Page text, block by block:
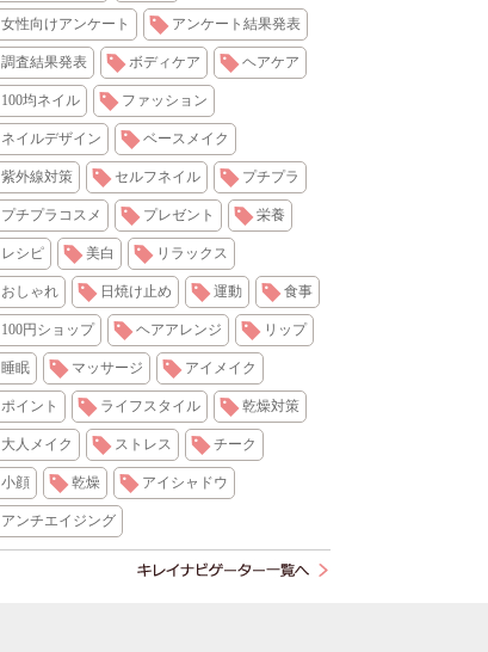
女性向けアンケート アンケート結果発表
調査結果発表 ボディケア ヘアケア
100均ネイル ファッション
ネイルデザイン ベースメイク
紫外線対策 セルフネイル プチプラ
プチプラコスメ プレゼント 栄養
レシピ 美白 リラックス
おしゃれ 日焼け止め 運動 食事
100円ショップ ヘアアレンジ リップ
睡眠 マッサージ アイメイク
ポイント ライフスタイル 乾燥対策
大人メイク ストレス チーク
小顔 乾燥 アイシャドウ
アンチエイジング